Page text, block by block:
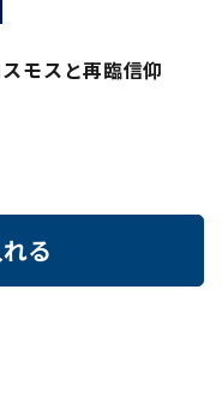
モスと再臨信仰
る